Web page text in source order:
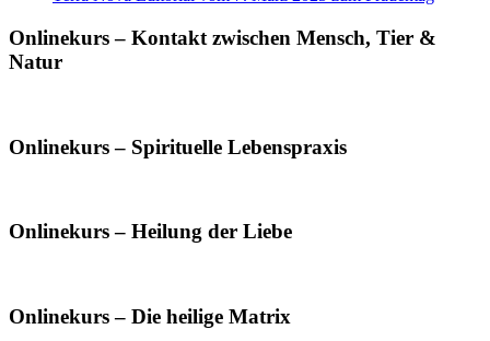
Onlinekurs – Kontakt zwischen Mensch, Tier &
Natur
Onlinekurs – Spirituelle Lebenspraxis
Onlinekurs – Heilung der Liebe
Onlinekurs – Die heilige Matrix